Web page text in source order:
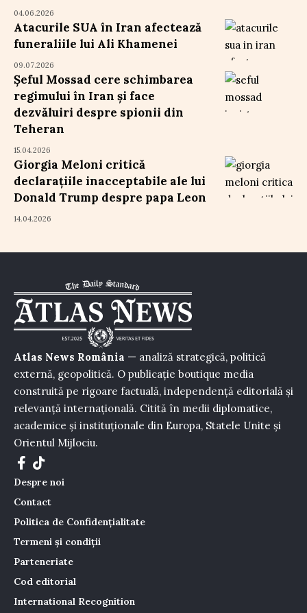
04.06.2026
Atacurile SUA în Iran afectează
funeraliile lui Ali Khamenei
09.07.2026
Șeful Mossad cere schimbarea
regimului în Iran și face
dezvăluiri despre spionii din
Teheran
15.04.2026
Giorgia Meloni critică
declarațiile inacceptabile ale lui
Donald Trump despre papa Leon
14.04.2026
Atlas News România — analiză strategică, politică
externă, geopolitică. O publicație boutique media
construită pe rigoare factuală, independență editorială și
relevanță internațională. Citită în medii diplomatice,
academice și instituționale din Europa, Statele Unite și
Orientul Mijlociu.
Despre noi
Contact
Politica de Confidențialitate
Termeni și condiții
Parteneriate
Cod editorial
International Recognition